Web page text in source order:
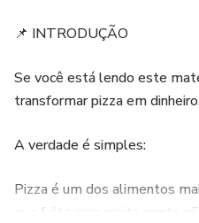
📌 INTRODUÇÃO
Se você está lendo este
transformar pizza em
A verdade é simples:
Pizza é um dos alimentos
que falta para muita gente